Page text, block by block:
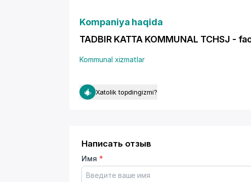
Kompaniya haqida
TADBIR KATTA KOMMUNAL TCHSJ -
Kommunal xizmatlar
Xatolik topdingizmi?
Написать отзыв
Имя *